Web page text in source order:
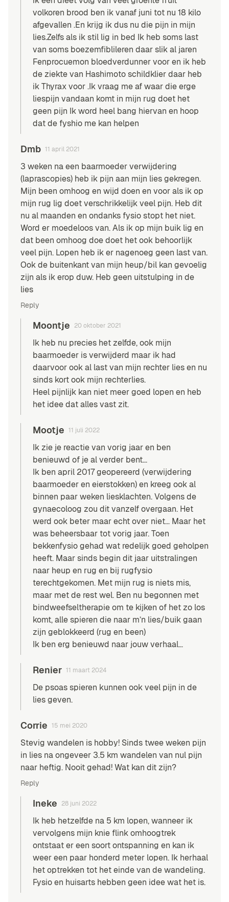
volkoren brood ben ik vanaf juni tot nu 18 kilo
afgevallen .En krijg ik dus nu die pijn in mijn
lies.Zelfs als ik stil lig in bed Ik heb soms last
van soms boezemfiblileren daar slik al jaren
Fenprocuemon bloedverdunner voor en ik heb
de ziekte van Hashimoto schildklier daar heb
ik Thyrax voor .Ik vraag me af waar die erge
liespijn vandaan komt in mijn rug doet het
geen pijn Ik word heel bang hiervan en hoop
dat de fyshio me kan helpen
Dmb 11 april 2021
3 weken na een baarmoeder verwijdering
(laprascopies) heb ik pijn aan mijn lies gekregen.
Mijn been omhoog en wijd doen en voor als ik op
mijn rug lig doet verschrikkelijk veel pijn. Heb dit
nu al maanden en ondanks fysio stopt het niet.
Word er moedeloos van. Als ik op mijn buik lig en
dat been omhoog doe doet het ook behoorlijk
veel pijn. Lopen heb ik er nagenoeg geen last van.
Ook de buitenkant van mijn heup/bil kan gevoelig
zijn als ik erop duw. Heb geen uitstulping in de
lies
Reply
Moontje 20 oktober 2021
Ik heb nu precies het zelfde, ook mijn
baarmoeder is verwijderd maar ik had
daarvoor ook al last van mijn rechter lies en nu
sinds kort ook mijn rechterlies.
Heel pijnlijk kan niet meer goed lopen en heb
het idee dat alles vast zit.
Mootje 11 juli 2022
Ik zie je reactie van vorig jaar en ben
benieuwd of je al verder bent…
Ik ben april 2017 geopereerd (verwijdering
baarmoeder en eierstokken) en kreeg ook al
binnen paar weken liesklachten. Volgens de
gynaecoloog zou dit vanzelf overgaan. Het
werd ook beter maar echt over niet… Maar het
was beheersbaar tot vorig jaar. Toen
bekkenfysio gehad wat redelijk goed geholpen
heeft. Maar sinds begin dit jaar uitstralingen
naar heup en rug en bij rugfysio
terechtgekomen. Met mijn rug is niets mis,
maar met de rest wel. Ben nu begonnen met
bindweefseltherapie om te kijken of het zo los
komt, alle spieren die naar m’n lies/buik gaan
zijn geblokkeerd (rug en been)
Ik ben erg benieuwd naar jouw verhaal…
Renier 11 maart 2024
De psoas spieren kunnen ook veel pijn in de
lies geven.
Corrie 15 mei 2020
Stevig wandelen is hobby! Sinds twee weken pijn
in lies na ongeveer 3.5 km wandelen van nul pijn
naar heftig. Nooit gehad! Wat kan dit zijn?
Reply
Ineke 28 juni 2022
Ik heb hetzelfde na 5 km lopen, wanneer ik
vervolgens mijn knie flink omhoogtrek
ontstaat er een soort ontspanning en kan ik
weer een paar honderd meter lopen. Ik herhaal
het optrekken tot het einde van de wandeling.
Fysio en huisarts hebben geen idee wat het is.